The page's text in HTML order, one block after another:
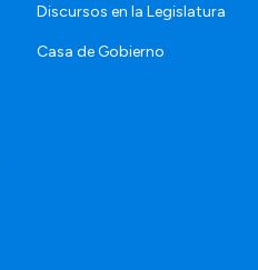
Discursos en la Legislatura
Casa de Gobierno